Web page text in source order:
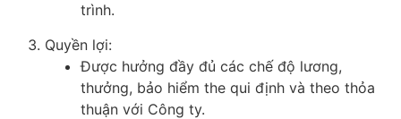
trình.
Quyền lợi:
Được hưởng đầy đủ các chế độ lương,
thưởng, bảo hiểm the qui định và theo thỏa
thuận với Công ty.